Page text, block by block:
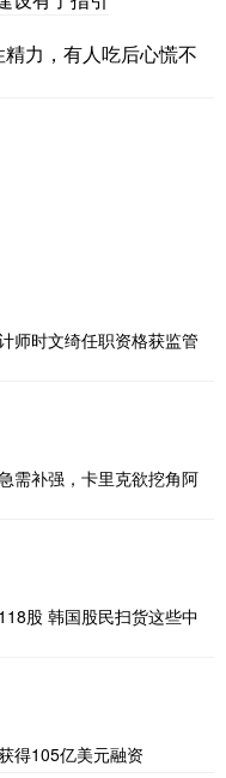
精力，有人吃后心慌不
师时文绮任职资格获监管
需补强，卡里克欲挖角阿
股 韩国股民扫货这些中
得105亿美元融资